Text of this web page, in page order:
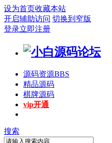
设为首页收藏本站
开启辅助访问 切换到窄版
登录立即注册
源码资源BBS
精品源码
棋牌源码
vip开通
搜索